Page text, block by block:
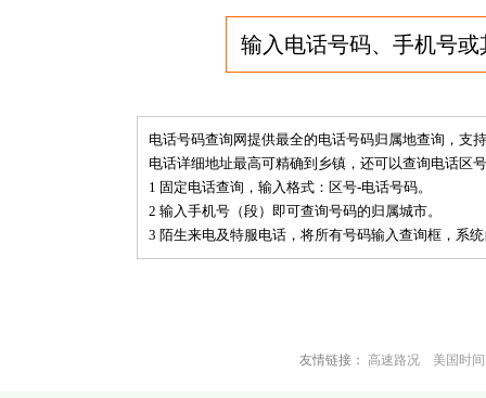
电话号码查询网提供最全的电话号码归属地查询，支
电话详细地址最高可精确到乡镇，还可以查询电话区
1 固定电话查询，输入格式：区号-电话号码。
2 输入手机号（段）即可查询号码的归属城市。
3 陌生来电及特服电话，将所有号码输入查询框，系
友情链接： 高速路况 美国时间